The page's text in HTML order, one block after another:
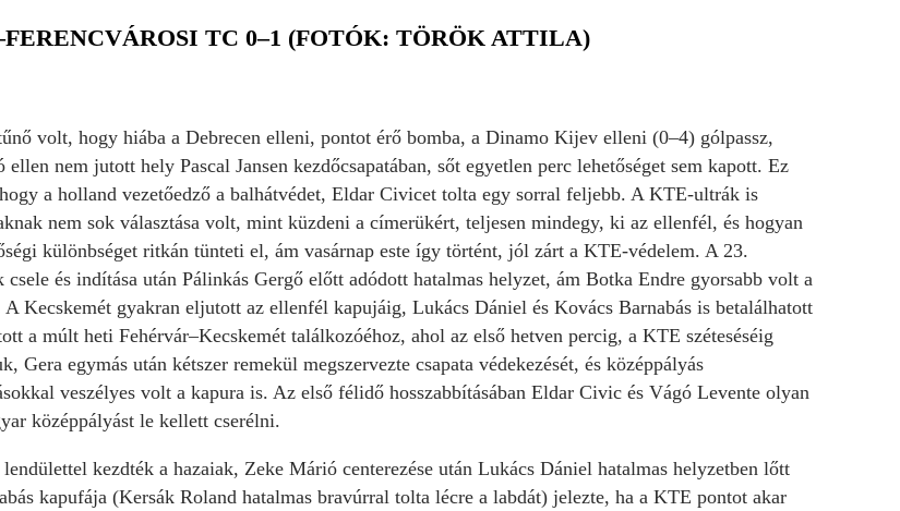
TC 0–1 (FOTÓK: TÖRÖK ATTILA)
volt, hogy hiába a Debrecen elleni, pontot érő bomba, a Dinamo Kijev elleni (0–4) gólpassz,
nem jutott hely Pascal Jansen kezdőcsapatában, sőt egyetlen perc lehetőséget sem kapott. Ez
a holland vezetőedző a balhátvédet, Eldar Civicet tolta egy sorral feljebb. A KTE-ultrák is
nem sok választása volt, mint küzdeni a címerükért, teljesen mindegy, ki az ellenfél, és hogyan
különbséget ritkán tünteti el, ám vasárnap este így történt, jól zárt a KTE-védelem. A 23.
csele és indítása után Pálinkás Gergő előtt adódott hatalmas helyzet, ám Botka Endre gyorsabb volt a
Kecskemét gyakran eljutott az ellenfél kapujáig, Lukács Dániel és Kovács Barnabás is betalálhatott
a múlt heti Fehérvár–Kecskemét találkozóéhoz, ahol az első hetven percig, a KTE széteséséig
Gera egymás után kétszer remekül megszervezte csapata védekezését, és középpályás
veszélyes volt a kapura is. Az első félidő hosszabbításában Eldar Civic és Vágó Levente olyan
középpályást le kellett cserélni.
kezdték a hazaiak, Zeke Márió centerezése után Lukács Dániel hatalmas helyzetben lőtt
kapufája (Kersák Roland hatalmas bravúrral tolta lécre a labdát) jelezte, ha a KTE pontot akar